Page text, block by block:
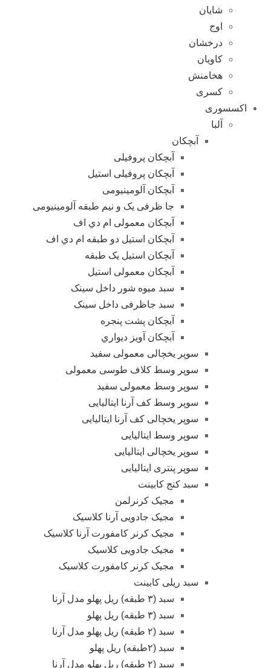
شایان
اوج
درخشان
کاویان
هخامنش
کسری
اکسسوری
آلبا
آبچکان
آبچکان پروفیلی
آبچکان پروفیلی استیل
آبچکان آلومینیومی
جا ظرفی یک و نیم طبقه آلومینیومی
آبچکان معمولی ام دي اف
آبچکان استیل دو طبقه ام دي اف
آبچکان استیل یک طبقه
آبچکان معمولی استیل
سبد میوه شور داخل سینک
سبد جاظرفی داخل سینک
آبچکان پشت پنجره
آبچکان آویز دیواري
سوپر یخچالی معمولی سفید
سوپر وسط کلاف طوسی معمولی
سوپر وسط معمولی سفید
سوپر وسط کف آرنا ایتالیایی
سوپر یخچالی کف آرنا ایتالیایی
سوپر وسط ایتالیایی
سوپر یخچالی ایتالیایی
سوپر پنتری ایتالیایی
سبد کنج کابینت
مجیک کرنرلمن
مجیک جادویی آرنا کلاسیک
مجیک کرنر کامفورت آرنا کلاسیک
مجیک جادویی کلاسیک
مجیک کرنر کامفورت کلاسیک
سبد ریلی کابینت
سبد (۳ طبقه) ریل پهلو مدل آرنا
سبد (۳ طبقه) ریل پهلو
سبد (۲ طبقه) ریل پهلو مدل آرنا
سبد (۲طبقه) ریل پهلو
سبد (۲ طبقه) ریل پهلو مدل آرنا